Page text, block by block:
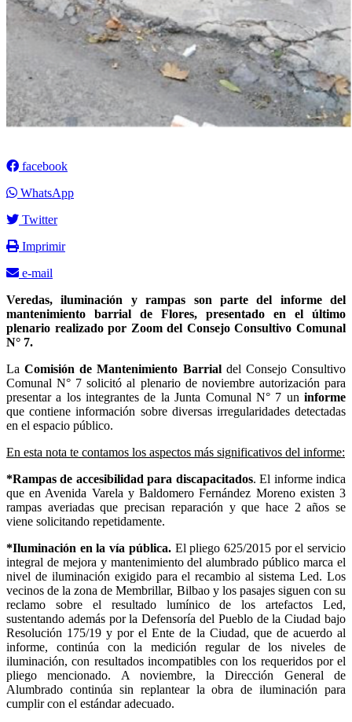
facebook
WhatsApp
Twitter
Imprimir
e-mail
Veredas, iluminación y rampas son parte del informe del
mantenimiento barrial de Flores, presentado en el último
plenario realizado por Zoom del Consejo Consultivo Comunal
N° 7.
LaComisión de Mantenimiento Barrialdel Consejo Consultivo
Comunal N° 7 solicitó al plenario de noviembre autorización para
presentar a los integrantes de la Junta Comunal N° 7 un informe
que contiene información sobre diversas irregularidades detectadas
en el espacio público.
En esta nota te contamos los aspectos más significativos del informe:
*Rampas de accesibilidad para discapacitados. El informe indica
que en Avenida Varela y Baldomero Fernández Moreno existen 3
rampas averiadas que precisan reparación y que hace 2 años se
viene solicitando repetidamente.
*Iluminación en la vía pública.El pliego 625/2015 por el servicio
integral de mejora y mantenimiento del alumbrado público marca el
nivel de iluminación exigido para el recambio al sistema Led. Los
vecinos de la zona de Membrillar, Bilbao y los pasajes siguen con su
reclamo sobre el resultado lumínico de los artefactos Led,
sustentando además porla Defensoría del Pueblo de la Ciudad bajo
Resolución 175/19 y por el Ente de la Ciudad, que de acuerdo al
informe, continúa con la medición regular de los niveles de
iluminación, con resultados incompatibles con los requeridos por el
pliego mencionado. A noviembre, la Dirección General de
Alumbrado continúa sin replantear la obra de iluminación para
cumplir con el estándar adecuado.